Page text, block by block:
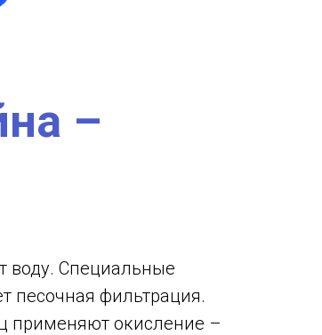
–
воду. Специальные
песочная фильтрация.
применяют окисление –